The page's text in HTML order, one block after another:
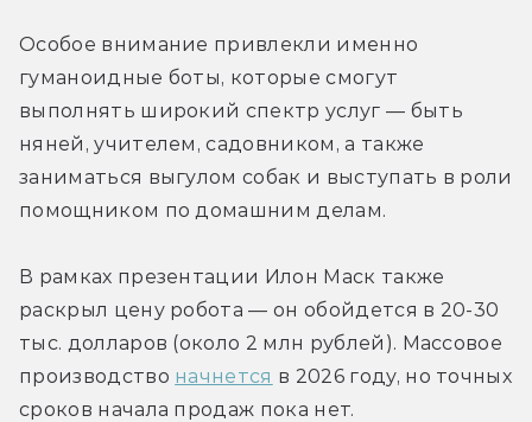
Особое внимание привлекли именно
гуманоидные боты, которые смогут
выполнять широкий спектр услуг — быть
няней, учителем, садовником, а также
заниматься выгулом собак и выступать в роли
помощником по домашним делам.
В рамках презентации Илон Маск также
раскрыл цену робота — он обойдется в 20-30
тыс. долларов (около 2 млн рублей). Массовое
производство начнется в 2026 году, но точных
сроков начала продаж пока нет.